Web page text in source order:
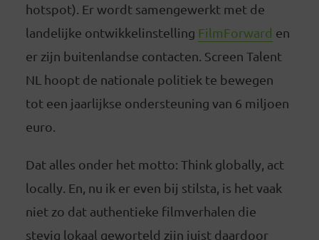
hotspot). Er wordt samengewerkt met de
landelijke ontwikkelinstelling FilmForward en
er zijn buitenlandse contacten. Screen Talent
NL hoopt de nationale politiek te bewegen
tot een jaarlijkse ondersteuning van 6 miljoen
euro.
Dat alles onder het motto: Think globally, act
locally. En, nu ik er even bij stilsta, is het vaak
niet zo dat authentieke filmverhalen die
stevig lokaal geworteld zijn juist daardoor